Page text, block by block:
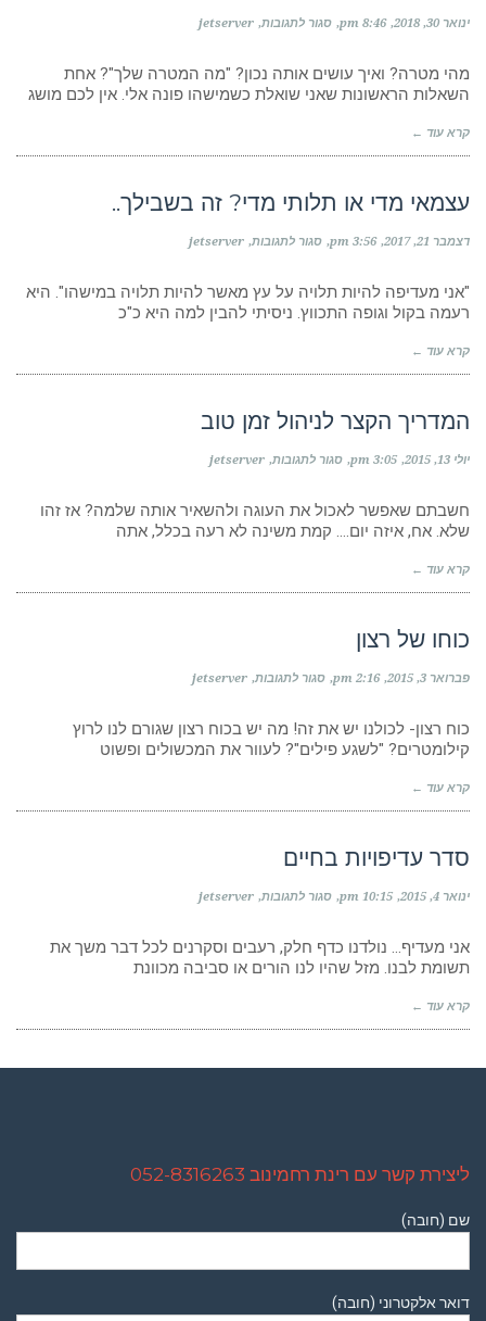
ינואר 30, 2018 8:46 pm סגור לתגובותעל
את
המטרה
הנכונה
jetserver
מהי מטרה? ואיך עושים אותה נכון? "מה המטרה שלך"? אחת
השאלות הראשונות שאני שואלת כשמישהו פונה אלי. אין לכם מושג
קרא עוד ←
עצמאי מדי או תלותי מדי? זה בשבילך..
דצמבר 21, 2017 3:56 pm סגור לתגובותעל
או
תלותי
מדי?
jetserver
"אני מעדיפה להיות תלויה על עץ מאשר להיות תלויה במישהו". היא
רעמה בקול וגופה התכווץ. ניסיתי להבין למה היא כ"כ
קרא עוד ←
המדריך הקצר לניהול זמן טוב
יולי 13, 2015 3:05 pm סגור לתגובותעל
לניהול
זמן
טוב
jetserver
חשבתם שאפשר לאכול את העוגה ולהשאיר אותה שלמה? אז זהו
שלא. אח, איזה יום…. קמת משינה לא רעה בכלל, אתה
קרא עוד ←
כוחו של רצון
פברואר 3, 2015 2:16 pm סגור לתגובותעל
רצון
jetserver
כוח רצון- לכולנו יש את זה! מה יש בכוח רצון שגורם לנו לרוץ
קילומטרים? "לשגע פילים"? לעוור את המכשולים ופשוט
קרא עוד ←
סדר עדיפויות בחיים
ינואר 4, 2015 10:15 pm סגור לתגובותעל
בחיים
jetserver
אני מעדיף… נולדנו כדף חלק, רעבים וסקרנים לכל דבר משך את
תשומת לבנו. מזל שהיו לנו הורים או סביבה מכוונת
קרא עוד ←
ליצירת קשר עם רינת רחמינוב 052-8316263
שם (חובה)
דואר אלקטרוני (חובה)